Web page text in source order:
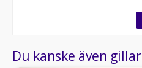
Du kanske även gillar